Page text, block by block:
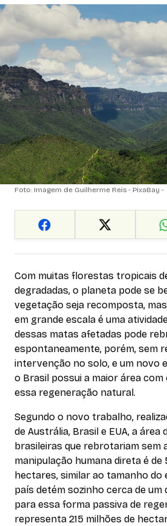
Foto: Imagem de Guilherme Reis - PixaBay -
Com muitas florestas tropicais
degradadas, o planeta pode se
vegetação seja recomposta,
em grande escala é uma
dessas matas afetadas pode
espontaneamente, porém, sem
intervenção no solo, e um novo
o Brasil possui a maior área com
essa regeneração natural.
Segundo o novo trabalho,
de Austrália, Brasil e EUA, a área
brasileiras que rebrotariam sem
manipulação humana direta é de
hectares, similar ao tamanho do
país detém sozinho cerca de
para essa forma passiva de
representa 215 milhões de